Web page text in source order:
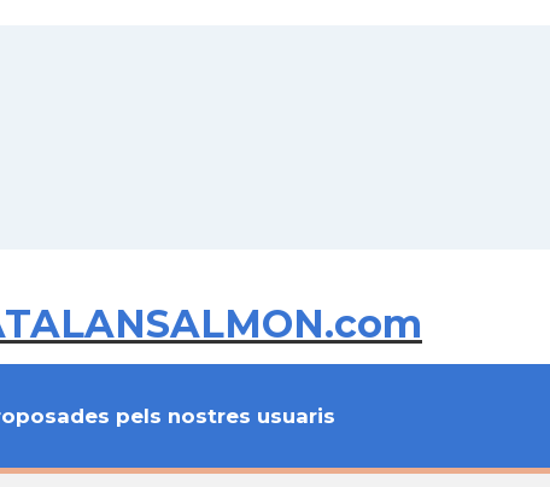
pels nostres usuaris